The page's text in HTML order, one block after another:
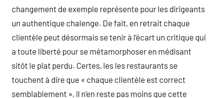
changement de exemple représente pour les dirigeants
un authentique chalenge. De fait, en retrait chaque
clientèle peut désormais se tenir à l’écart un critique qui
a toute liberté pour se métamorphoser en médisant
sitôt le plat perdu. Certes, les les restaurants se
touchent à dire que « chaque clientèle est correct
semblablement », il n’en reste pas moins que cette